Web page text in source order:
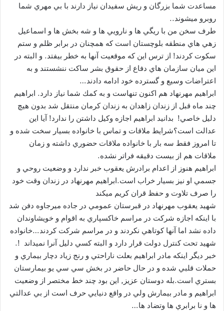
مساعدت شما بزرگان و ريش سفيدان نياز دارند با بي مهري شما
روبرو ميشوند..
طرف سخن من با ريگي ها و نارويي ها و شه بخش ها و اسماعيل
زهي هاي منطقه بلوچستان است كه همچنان در برابر ظلم و ستم
سكوت كردند! از ترس اين كه موقعيت آنها به خطر بيفتد. و البته در
اين ميان سازمان هاي دفاع از حقوق بشر ساكت ننشستند و به
اعتراضات وسيع و گسترده خود ادامه دادند…
ابراهيم مهرنهاد هم اكنون تنهاست و به كمك شما نياز دارد. ابراهيم
چند ماه قبل از زندان زاهدان به زندان كرمان منتقل شد بدون هيچ
دليل خاصي! بدانيد ابراهيم اجازه وكيل داشتن را ندارد! آيا اين
عدالت است؟شرايط ملاقات و تماس با خانواده بسيار سخت شده و
تا امروز فقط سه بار با خانواده ملاقات حضوري داشته و زمان
ملاقات هم از بيست دقيقه فراتر نشده.
ابراهيم هنوز از اعدام برادرش يعقوب خبر ندارد و وضعيت روحي و
جسمي او نيز بسيار خراب است.ابراهيم مهرنهاد در زندان وقت خود
را صرف تلاوت و حفظ قران كريم ميكند
شهيد يعقوب مهرنهاد در قبرستان عمومي در جاده ميرجاوه دفن شد
با اينكه اجازه شركت در مراسم خاكسپاري به اقوام و خويشاوندان
داده نشد اما آنها كوتاهي نكردند و در مراسم شركت كردند…خانواده
شهيد تحت كنترل دولت قرار دارد و البته کسي دليل آنرا نميداند !.
خبر ديگر اينكه مادر ابراهيم بعلت ناراحتي و رنج زياد دچار بيماري و
حملات قلبي شده و در حال حاضر در بخش سي سي يو بيمارستان
بستري است.بله دوستان عزيز, اين بود چند خط مختصر از وضعيت
ابراهيم و مادر بيمارش ولي در واقع دنيايي حرف است از بي عدالتي
ها و نا برابري ها وتضاد ها…